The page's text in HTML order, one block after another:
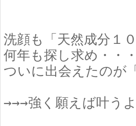
洗顔も「天然成分１
何年も探し求め・・・
ついに出会えたのが
→→→強く願えば叶う